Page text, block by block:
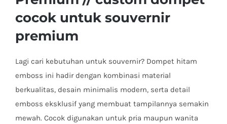
cocok untuk souvernir
premium
Lagi cari kebutuhan untuk souvernir? Dompet hitam
emboss ini hadir dengan kombinasi material
berkualitas, desain minimalis modern, serta detail
emboss eksklusif yang membuat tampilannya semakin
mewah. Cocok digunakan untuk pria maupun wanita